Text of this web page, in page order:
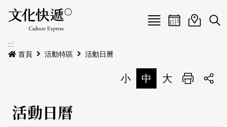
Menu
最新公告
本期專題
活動特區
活動日曆活動地圖
展
:::
首頁
活動特區 活動日曆
小 中 大 列印
活動日曆